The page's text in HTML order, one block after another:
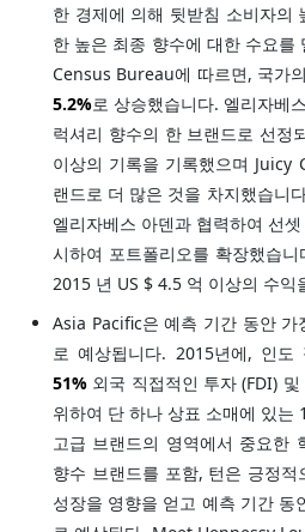
한 경제에 의해 뒷받침 소비자의
한 높은 최종 향수에 대한 수요를
Census Bureau에 따르면, 국가
5.2%로 상승했습니다. 엘리자베
럭셔리 향수의 한 브랜드로 선정
이상의 기록을 기록했으며
랜드로 더 많은 것을 차지했습니
엘리자베스 아덴과 협력하여 선
시하여 포트폴리오를 확장했습
2015 년 US $ 4.5 억 이상의 수익
Asia Pacific은 예측 기간 동안 가
로 예상됩니다. 2015년에, 인
51% 외국 직접적인 투자 (FDI)
위하여 단 하나 상표 소매에 있는
고급 브랜드의 영역에서 중요한
향수 브랜드를 포함, 턴은 긍정
성장을 영향을 얻고 예측 기간 동